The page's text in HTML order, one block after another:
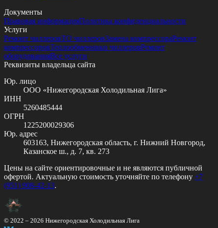
Документы
Правовая информацияПолитика конфиденциальности
Услуги
Ремонт чиллеровТО чиллеровЗамена компрессораРемонт
компрессоровТеплообменники чиллеровРемонт
оборудованияВсе услуги
Реквизиты владельца сайта
Юр. лицо
ООО «Нижегородская Холодильная Лига»
ИНН
5260485444
ОГРН
1225200029306
Юр. адрес
603163, Нижегородская область, г. Нижний Новгород,
Казанское ш., д. 7, кв. 273
Цены на сайте ориентировочные и не являются публичной
офертой. Актуальную стоимость уточняйте по телефону +7
(951) 908-42-13.
© 2022 – 2026 Нижегородская Холодильная Лига